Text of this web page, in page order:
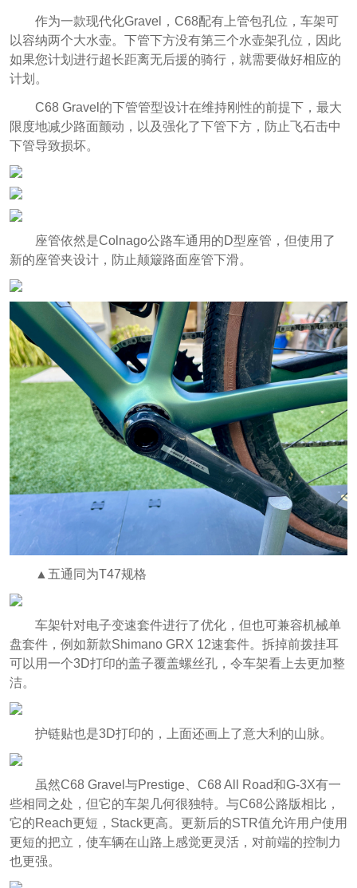
作为一款现代化Gravel，C68配有上管包孔位，车架可
以容纳两个大水壶。下管下方没有第三个水壶架孔位，因此
如果您计划进行超长距离无后援的骑行，就需要做好相应的
计划。
C68 Gravel的下管管型设计在维持刚性的前提下，最大
限度地减少路面颤动，以及强化了下管下方，防止飞石击中
下管导致损坏。
座管依然是Colnago公路车通用的D型座管，但使用了
新的座管夹设计，防止颠簸路面座管下滑。
▲五通同为T47规格
车架针对电子变速套件进行了优化，但也可兼容机械单
盘套件，例如新款Shimano GRX 12速套件。拆掉前拨挂耳
可以用一个3D打印的盖子覆盖螺丝孔，令车架看上去更加整
洁。
护链贴也是3D打印的，上面还画上了意大利的山脉。
虽然C68 Gravel与Prestige、C68 All Road和G-3X有一
些相同之处，但它的车架几何很独特。与C68公路版相比，
它的Reach更短，Stack更高。更新后的STR值允许用户使用
更短的把立，使车辆在山路上感觉更灵活，对前端的控制力
也更强。